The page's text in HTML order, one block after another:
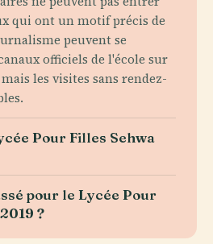
qui ont un motif précis de
peuvent se
officiels de l'école sur
les visites sans rendez-
Pour Filles Sehwa
pour le Lycée Pour
?